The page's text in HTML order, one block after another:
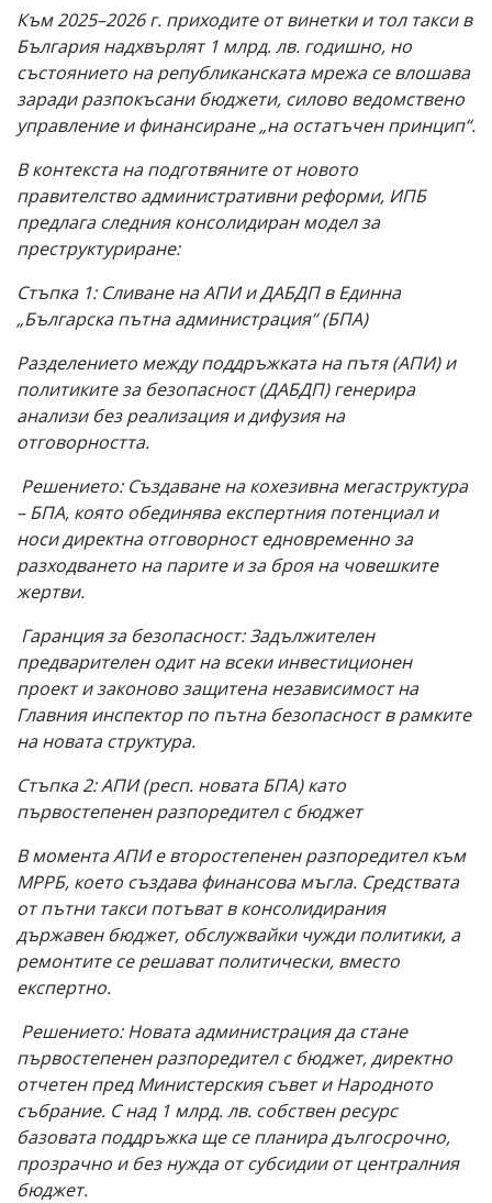
Към 2025–2026 г. приходите от винетки и тол такси в
България надхвърлят 1 млрд. лв. годишно, но
състоянието на републиканската мрежа се влошава
заради разпокъсани бюджети, силово ведомствено
управление и финансиране „на остатъчен принцип“.
В контекста на подготвяните от новото
правителство административни реформи, ИПБ
предлага следния консолидиран модел за
преструктуриране:
Стъпка 1: Сливане на АПИ и ДАБДП в Единна
„Българска пътна администрация“ (БПА)
Разделението между поддръжката на пътя (АПИ) и
политиките за безопасност (ДАБДП) генерира
анализи без реализация и дифузия на
отговорността.
Решението: Създаване на кохезивна мегаструктура
– БПА, която обединява експертния потенциал и
носи директна отговорност едновременно за
разходването на парите и за броя на човешките
жертви.
Гаранция за безопасност: Задължителен
предварителен одит на всеки инвестиционен
проект и законово защитена независимост на
Главния инспектор по пътна безопасност в рамките
на новата структура.
Стъпка 2: АПИ (респ. новата БПА) като
първостепенен разпоредител с бюджет
В момента АПИ е второстепенен разпоредител към
МРРБ, което създава финансова мъгла. Средствата
от пътни такси потъват в консолидирания
държавен бюджет, обслужвайки чужди политики, а
ремонтите се решават политически, вместо
експертно.
Решението: Новата администрация да стане
първостепенен разпоредител с бюджет, директно
отчетен пред Министерския съвет и Народното
събрание. С над 1 млрд. лв. собствен ресурс
базовата поддръжка ще се планира дългосрочно,
прозрачно и без нужда от субсидии от централния
бюджет.